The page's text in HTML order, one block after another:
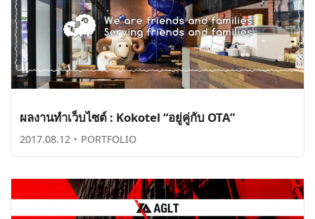
ผลงานทำเว็บไซต์ : Kokotel “อยู่คู่กับ OTA”
2017.08.12 ・ PORTFOLIO